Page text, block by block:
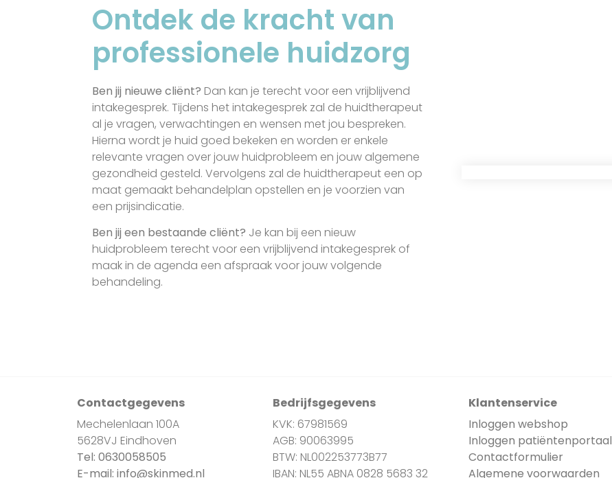
Ontdek de kracht van
professionele huidzorg
Ben jij nieuwe cliënt? Dan kan je terecht voor een vrijblijvend
intakegesprek. Tijdens het intakegesprek zal de huidtherapeut
al je vragen, verwachtingen en wensen met jou bespreken.
Hierna wordt je huid goed bekeken en worden er enkele
relevante vragen over jouw huidprobleem en jouw algemene
gezondheid gesteld. Vervolgens zal de huidtherapeut een op
maat gemaakt behandelplan opstellen en je voorzien van
een prijsindicatie.
Ben jij een bestaande cliënt? Je kan bij een nieuw
huidprobleem terecht voor een vrijblijvend intakegesprek of
maak in de agenda een afspraak voor jouw volgende
behandeling.
Contactgegevens
Mechelenlaan 100A
5628VJ Eindhoven
Tel: 0630058505
E-mail: info@skinmed.nl
Bedrijfsgegevens
KVK: 67981569
AGB: 90063995
BTW: NL002253773B77
IBAN: NL55 ABNA 0828 5683 32
Klantenservice
Inloggen webshop
Inloggen patiëntenportaal
Contactformulier
Algemene voorwaarden